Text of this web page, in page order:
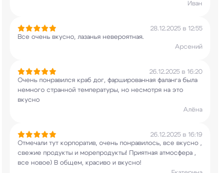
Иван
28.12.2025 в 12:55
Все очень вкусно, лазанья невероятная.
Арсений
26.12.2025 в 16:20
Очень понравился краб дог, фаршированная фаланга была
немного странной температуры, но несмотря на это
вкусно
Алёна
26.12.2025 в 16:19
Отмечали тут корпоратив, очень понравилось, все вкусно ,
свежие продукты и морепродукты! Приятная атмосфера ,
все новое) В общем, красиво и вкусно!